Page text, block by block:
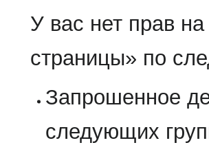
У вас нет прав
страницы» по
Запрошенное
следующих